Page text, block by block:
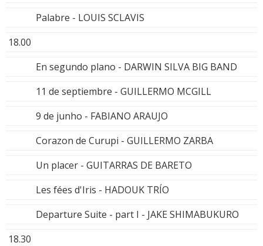
Palabre - LOUIS SCLAVIS
18.00
En segundo plano - DARWIN SILVA BIG BAND
11 de septiembre - GUILLERMO MCGILL
9 de junho - FABIANO ARAUJO
Corazon de Curupi - GUILLERMO ZARBA
Un placer - GUITARRAS DE BARETO
Les fées d'Iris - HADOUK TRÍO
Departure Suite - part I - JAKE SHIMABUKURO
18.30